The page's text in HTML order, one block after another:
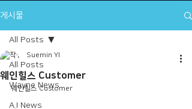
게시물
All Posts
Wayne News
A.I News
All Posts
웨인힐스 Customer
Suemin YI
웨인힐스 Customer